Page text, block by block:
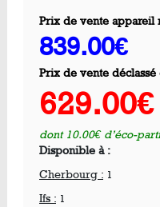
Prix de vente appareil
839.00€
Prix de vente déclassé
629.00€
dont 10.00€ d’éco-
Disponible à :
Cherbourg : 1
Ifs : 1